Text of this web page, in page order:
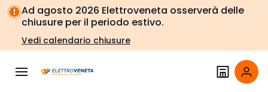
Vai alla
navigazione
Vai
alla
pagina
Ad agosto 2026 Elettroveneta osserverà delle
chiusure per il periodo estivo.
Vedi calendario chiusure